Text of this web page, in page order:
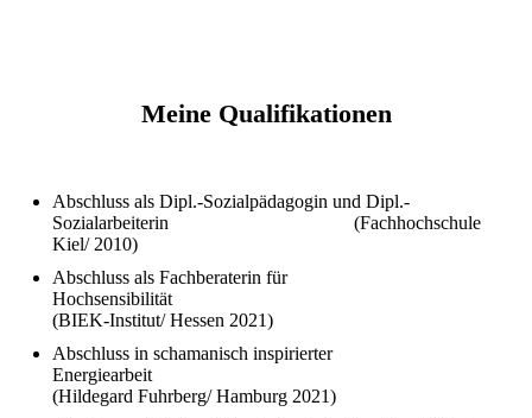
Meine Qualifikationen
Abschluss als Dipl.-Sozialpädagogin und Dipl.-
Sozialarbeiterin (Fachhochschule
Kiel/ 2010)
Abschluss als Fachberaterin für
(BIEK-Institut/ Hessen 2021)
Abschluss in schamanisch inspirierter
Energiearbeit
(Hildegard Fuhrberg/ Hamburg 2021)